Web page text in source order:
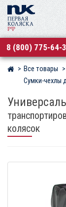
8 (800) 775-64-
Магазин
Все товары
Сумки-чехлы
колясок